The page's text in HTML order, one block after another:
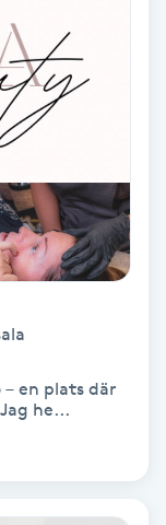
en plats där
he...